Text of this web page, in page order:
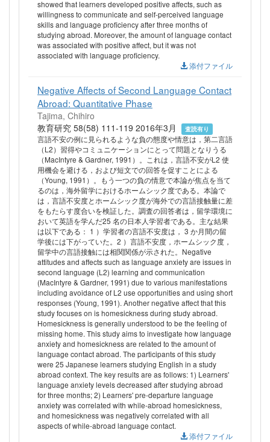
showed that learners developed positive affects, such as
willingness to communicate and self-perceived language
skills and language proficiency after three months of
studying abroad. Moreover, the amount of language contact
was associated with positive affect, but it was not
associated with language proficiency.
添付ファイル
Negative Affects of Second Language Contact
Abroad: Quantitative Phase
Tajima, Chihiro
教育研究 58(58) 111-119 2016年3月
査読有り
言語不安の例に見られるような負の態度や情意は，第二言語
（L2）習得やコミュニケーションにとって問題となりうる
（MacIntyre & Gardner, 1991）。これは，言語不安がL2 使
用機会を避ける，および短文での回答を促すことによる
（Young, 1991）。もう一つの負の情意で本論が焦点を当て
るのは，海外留学におけるホームシック度である。本論で
は，言語不安度とホームシック度が海外での言語接触量に差
をもたらす度合いを検証した。調査の回答者は，留学環境に
おいて英語を学んだ25 名の日本人学習者である。主な結果
は以下である： 1 ）学習者の言語不安度は， 3 か月間の留
学後には下がっていた。2 ）言語不安度，ホームシック度，
留学中の言語接触には相関関係が示された。Negative
attitudes and affects such as language anxiety are issues in
second language (L2) learning and communication
(MacIntyre & Gardner, 1991) due to various manifestations
including avoidance of L2 use opportunities and using short
responses (Young, 1991). Another negative affect that this
study focuses on is homesickness during study abroad.
Homesickness is generally understood to be the feeling of
missing home. This study aims to investigate how language
anxiety and homesickness are related to the amount of
language contact abroad. The participants of this study
were 25 Japanese learners studying English in a study
abroad context. The key results are as follows: 1) Learners'
language anxiety levels decreased after studying abroad
for three months; 2) Learners' pre-departure language
anxiety was correlated with while-abroad homesickness,
and homesickness was negatively correlated with all
aspects of while-abroad language contact.
添付ファイル